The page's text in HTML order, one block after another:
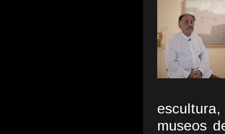
museos